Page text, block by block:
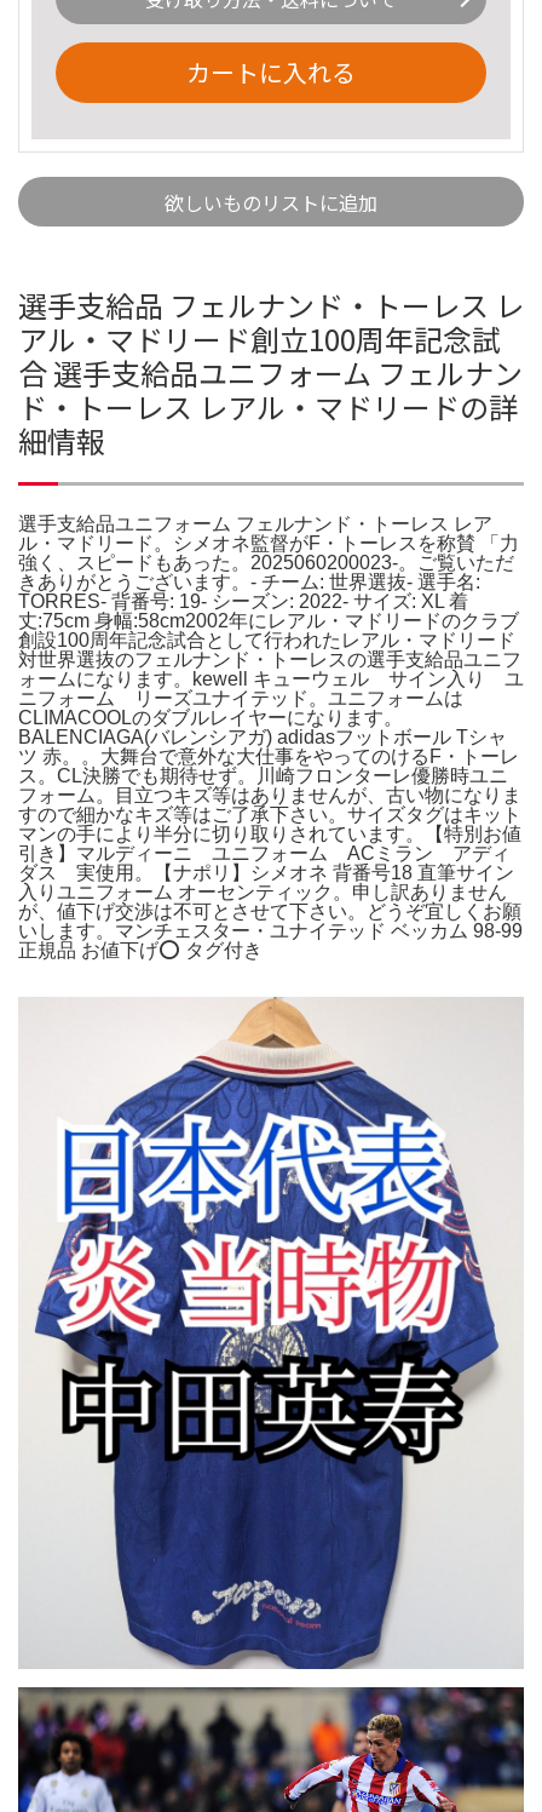
カートに入れる
欲しいものリストに追加
選手支給品 フェルナンド・トーレス レ
アル・マドリード創立100周年記念試
合 選手支給品ユニフォーム フェルナン
ド・トーレス レアル・マドリードの詳
細情報
選手支給品ユニフォーム フェルナンド・トーレス レア
ル・マドリード。シメオネ監督がF・トーレスを称賛 「力
強く、スピードもあった。2025060200023-。ご覧いただ
きありがとうございます。- チーム: 世界選抜- 選手名:
TORRES- 背番号: 19- シーズン: 2022- サイズ: XL 着
丈:75cm 身幅:58cm2002年にレアル・マドリードのクラブ
創設100周年記念試合として行われたレアル・マドリード
対世界選抜のフェルナンド・トーレスの選手支給品ユニフ
ォームになります。kewell キューウェル サイン入り ユ
ニフォーム リーズユナイテッド。ユニフォームは
CLIMACOOLのダブルレイヤーになります。
BALENCIAGA(バレンシアガ) adidasフットボール Tシャ
ツ 赤。。大舞台で意外な大仕事をやってのけるF・トーレ
ス。CL決勝でも期待せず。川崎フロンターレ優勝時ユニ
フォーム。目立つキズ等はありませんが、古い物になりま
すので細かなキズ等はご了承下さい。サイズタグはキット
マンの手により半分に切り取りされています。【特別お値
引き】マルディーニ ユニフォーム ACミラン アディ
ダス 実使用。【ナポリ】シメオネ 背番号18 直筆サイン
入りユニフォーム オーセンティック。申し訳ありません
が、値下げ交渉は不可とさせて下さい。どうぞ宜しくお願
いします。マンチェスター・ユナイテッド ベッカム 98-99
正規品 お値下げ⭕️ タグ付き